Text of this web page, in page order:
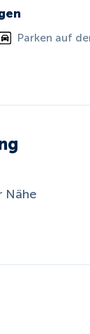
Parken auf
Nähe